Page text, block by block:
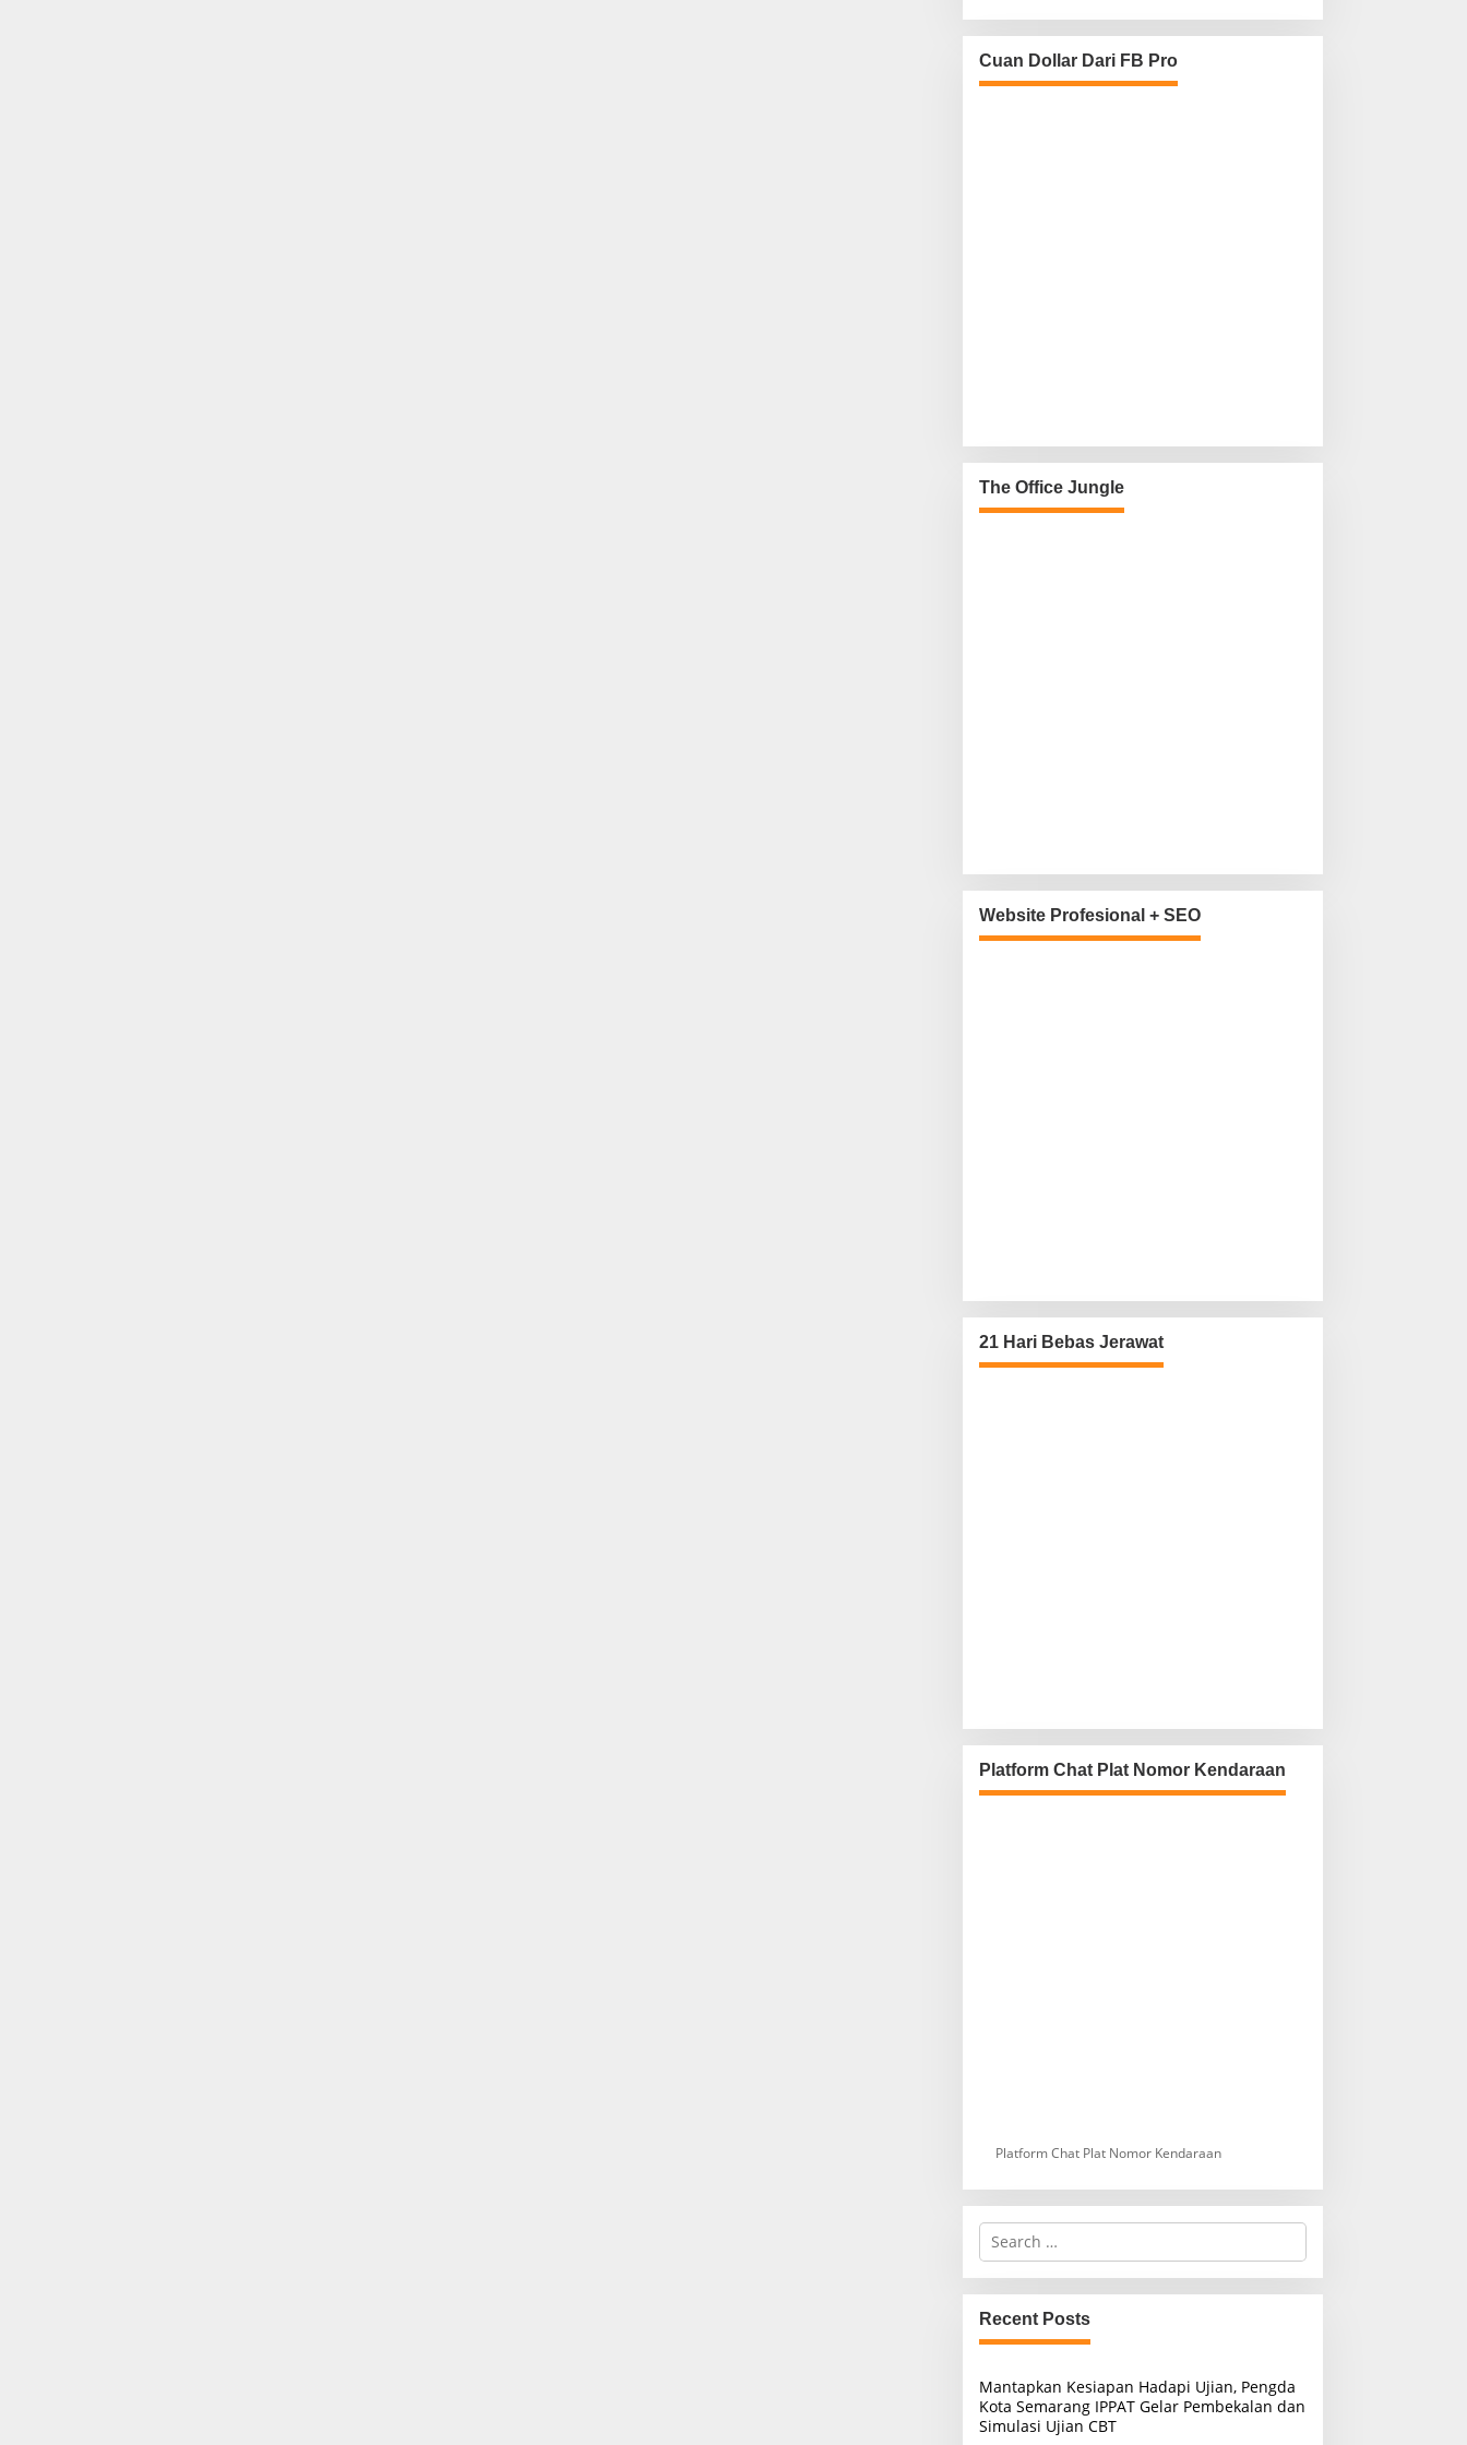
Cuan Dollar Dari FB Pro
The Office Jungle
Website Profesional + SEO
21 Hari Bebas Jerawat
Platform Chat Plat Nomor Kendaraan
Platform Chat Plat Nomor Kendaraan
S
r
c
h
f
r
:
Recent Posts
Mantapkan Kesiapan Hadapi Ujian, Pengda
Kota Semarang IPPAT Gelar Pembekalan dan
Simulasi Ujian CBT